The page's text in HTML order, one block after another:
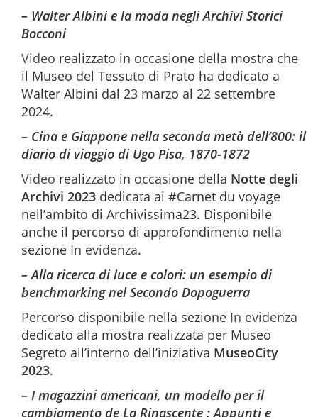
– Walter Albini e la moda negli Archivi Storici
Bocconi
Video realizzato in occasione della mostra che
il Museo del Tessuto di Prato ha dedicato a
Walter Albini dal 23 marzo al 22 settembre
2024.
– Cina e Giappone nella seconda metà dell’800: il
diario di viaggio di Ugo Pisa, 1870-1872
Video realizzato in occasione della Notte degli
Archivi 2023 dedicata ai #Carnet du voyage
nell’ambito di Archivissima23. Disponibile
anche il percorso di approfondimento nella
sezione In evidenza.
– Alla ricerca di luce e colori: un esempio di
benchmarking nel Secondo Dopoguerra
Percorso disponibile nella sezione In evidenza
dedicato alla mostra realizzata per Museo
Segreto all’interno dell’iniziativa MuseoCity
2023.
– I magazzini americani, un modello per il
cambiamento de La Rinascente : Appunti e